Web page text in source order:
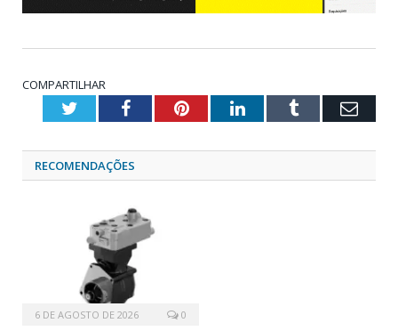
COMPARTILHAR
TwitterFacebookPinterestLinkedInTumblr
RECOMENDAÇÕES
6 DE AGOSTO DE 2026 0